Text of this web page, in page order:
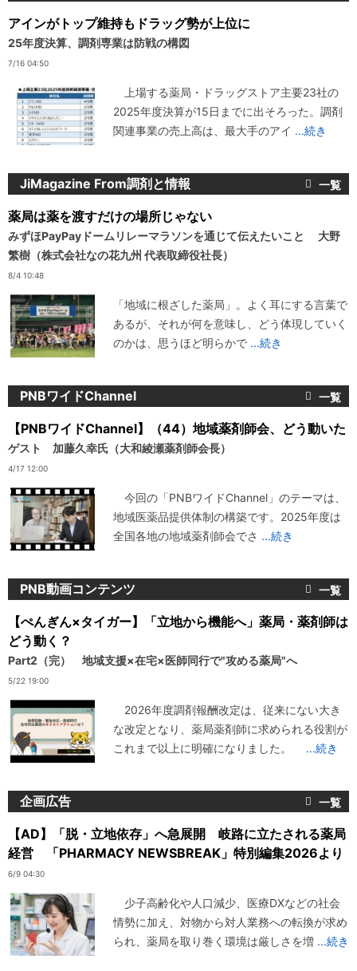
アインがトップ維持もドラッグ勢が上位に
25年度決算、調剤専業は防戦の構図
7/16 04:50
上場する薬局・ドラッグストア主要23社の
2025年度決算が15日までに出そろった。調剤
関連事業の売上高は、最大手のアイ ...続き
JiMagazine From調剤と情報
薬局は薬を渡すだけの場所じゃない
みずほPayPayドームリレーマラソンを通じて伝えたいこと 大野
繁樹（株式会社なの花九州 代表取締役社長）
8/4 10:48
「地域に根ざした薬局」。よく耳にする言葉で
あるが、それが何を意味し、どう体現していく
のかは、思うほど明らかで ...続き
PNBワイドChannel
【PNBワイドChannel】（44）地域薬剤師会、どう動いた
ゲスト 加藤久幸氏（大和綾瀬薬剤師会長）
4/17 12:00
今回の「PNBワイドChannel」のテーマは、
地域医薬品提供体制の構築です。2025年度は
全国各地の地域薬剤師会でさ ...続き
PNB動画コンテンツ
【ぺんぎん×タイガー】「立地から機能へ」薬局・薬剤師は
どう動く？
Part2（完） 地域支援×在宅×医師同行で"攻める薬局"へ
5/22 19:00
2026年度調剤報酬改定は、従来にない大き
な改定となり、薬局薬剤師に求められる役割が
これまで以上に明確になりました。
...続き
企画広告
【AD】「脱・立地依存」へ急展開 岐路に立たされる薬局
経営 「PHARMACY NEWSBREAK」特別編集2026より
6/9 04:30
少子高齢化や人口減少、医療DXなどの社会
情勢に加え、対物から対人業務への転換が求め
られ、薬局を取り巻く環境は厳しさを増 ...続き